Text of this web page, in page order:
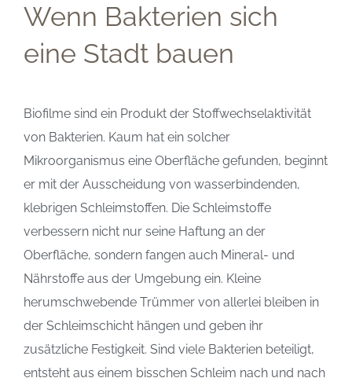
Wenn Bakterien sich
eine Stadt bauen
Biofilme sind ein Produkt der Stoffwechselaktivität
von Bakterien. Kaum hat ein solcher
Mikroorganismus eine Oberfläche gefunden, beginnt
er mit der Ausscheidung von wasserbindenden,
klebrigen Schleimstoffen. Die Schleimstoffe
verbessern nicht nur seine Haftung an der
Oberfläche, sondern fangen auch Mineral- und
Nährstoffe aus der Umgebung ein. Kleine
herumschwebende Trümmer von allerlei bleiben in
der Schleimschicht hängen und geben ihr
zusätzliche Festigkeit. Sind viele Bakterien beteiligt,
entsteht aus einem bisschen Schleim nach und nach